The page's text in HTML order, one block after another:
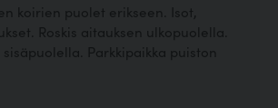
koirien puolet erikseen. Isot,
Roskis aitauksen ulkopuolella.
sisäpuolella. Parkkipaikka puiston